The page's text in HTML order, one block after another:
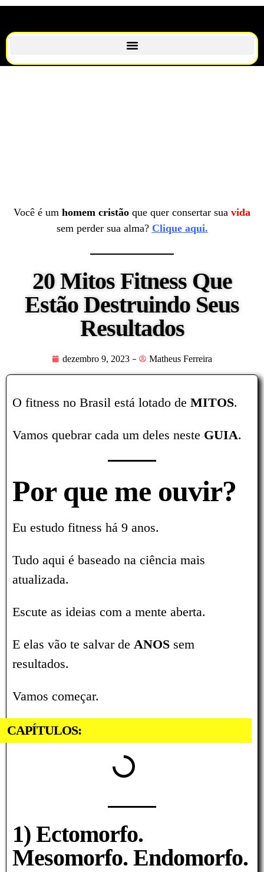
Você é um homem cristão que quer consertar sua vida
sem perder sua alma? Clique aqui.
20 Mitos Fitness Que
Estão Destruindo Seus
Resultados
dezembro 9, 2023 Matheus Ferreira
O fitness no Brasil está lotado de MITOS.
Vamos quebrar cada um deles neste GUIA.
Por que me ouvir?
Eu estudo fitness há 9 anos.
Tudo aqui é baseado na ciência mais
atualizada.
Escute as ideias com a mente aberta.
E elas vão te salvar de ANOS sem
resultados.
Vamos começar.
CAPÍTULOS:
1) Ectomorfo.
Mesomorfo. Endomorfo.